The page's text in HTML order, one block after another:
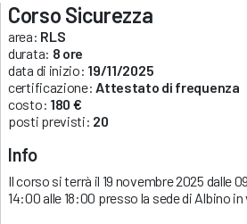
Corso Sicurezza
area: RLS
durata: 8 ore
data di inizio: 19/11/2025
certificazione: Attestato di frequenza
costo: 180 €
posti previsti: 20
Info
Il corso si terrà il 19 novembre 2025 dalle
14:00 alle 18:00 presso la sede di Albino in